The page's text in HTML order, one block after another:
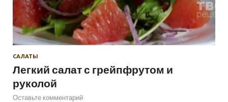
САЛАТЫ
Легкий салат с грейпфрутом и
руколой
Оставьте комментарий